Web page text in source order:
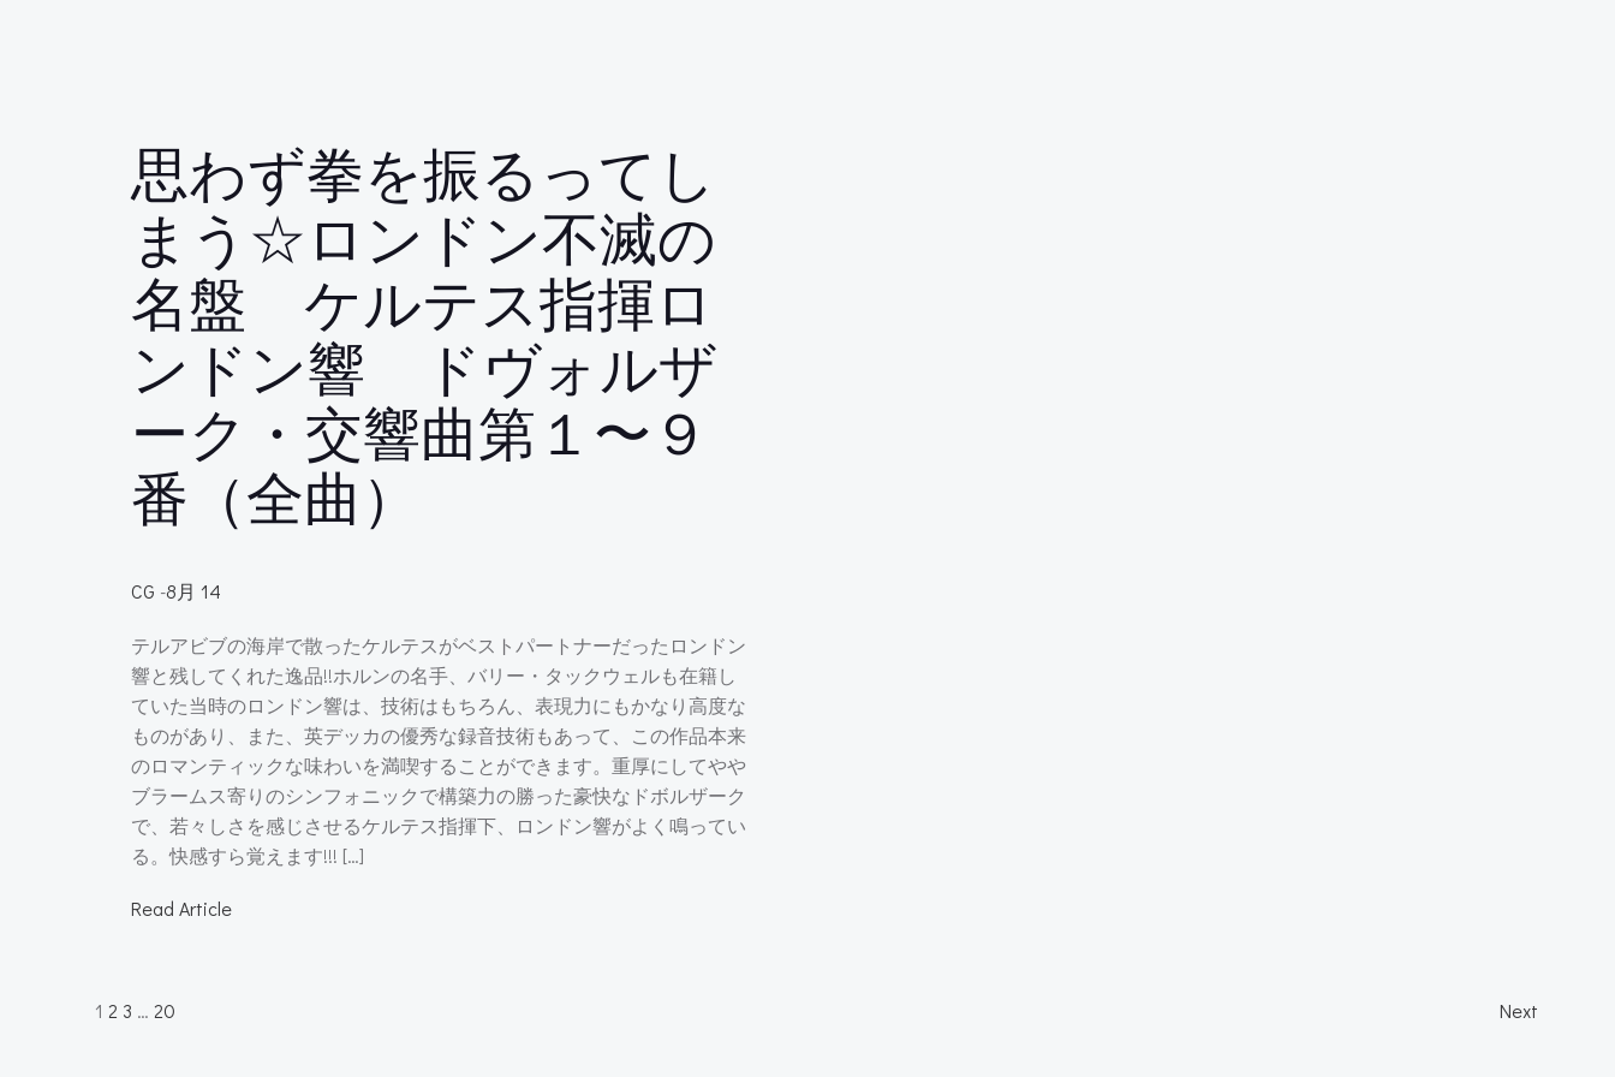
思わず拳を振るってし
まう☆ロンドン不滅の
名盤 ケルテス指揮ロ
ンドン響 ドヴォルザ
ーク・交響曲第１〜９
番（全曲）
CG -8月 14
テルアビブの海岸で散ったケルテスがベストパートナーだったロンドン
響と残してくれた逸品!!ホルンの名手、バリー・タックウェルも在籍し
ていた当時のロンドン響は、技術はもちろん、表現力にもかなり高度な
ものがあり、また、英デッカの優秀な録音技術もあって、この作品本来
のロマンティックな味わいを満喫することができます。重厚にしてやや
ブラームス寄りのシンフォニックで構築力の勝った豪快なドボルザーク
で、若々しさを感じさせるケルテス指揮下、ロンドン響がよく鳴ってい
る。快感すら覚えます!!! […]
Read Article
Posts
Page
1 Page
2 Page
3 … Page
20 Next